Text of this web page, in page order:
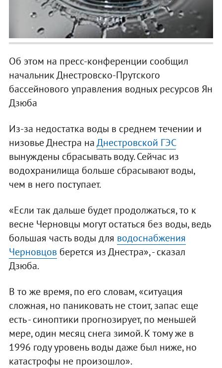
Об этом на пресс-конференции сообщил
начальник Днестровско-Прутского
бассейнового управления водных ресурсов Ян
Дзюба
Из-за недостатка воды в среднем течении и
низовье Днестра наДнестровской ГЭС
вынуждены сбрасывать воду. Сейчас из
водохранилища больше сбрасывают воды,
чем в него поступает.
«Если так дальше будет продолжаться, то к
весне Черновцы могут остаться без воды, ведь
большая часть воды для водоснабжения
Черновцов берется из Днестра», - сказал
Дзюба.
В то же время, по его словам, «ситуация
сложная, но паниковать не стоит, запас еще
есть - синоптики прогнозирует, по меньшей
мере, один месяц снега зимой. К тому же в
1996 году уровень воды даже был ниже, но
катастрофы не произошло».